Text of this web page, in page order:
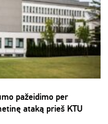
pažeidimo per
ataką prieš KTU